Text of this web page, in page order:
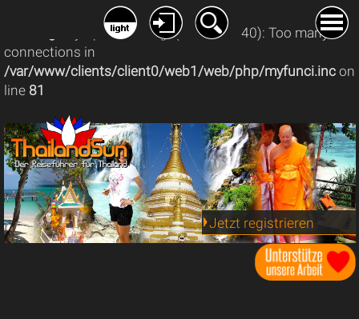
: mysqli_connect(): (08004/1040): Too many
connections in
/var/www/clients/client0/web1/web/php/myfunci.inc on
line 81
Jetzt registrieren